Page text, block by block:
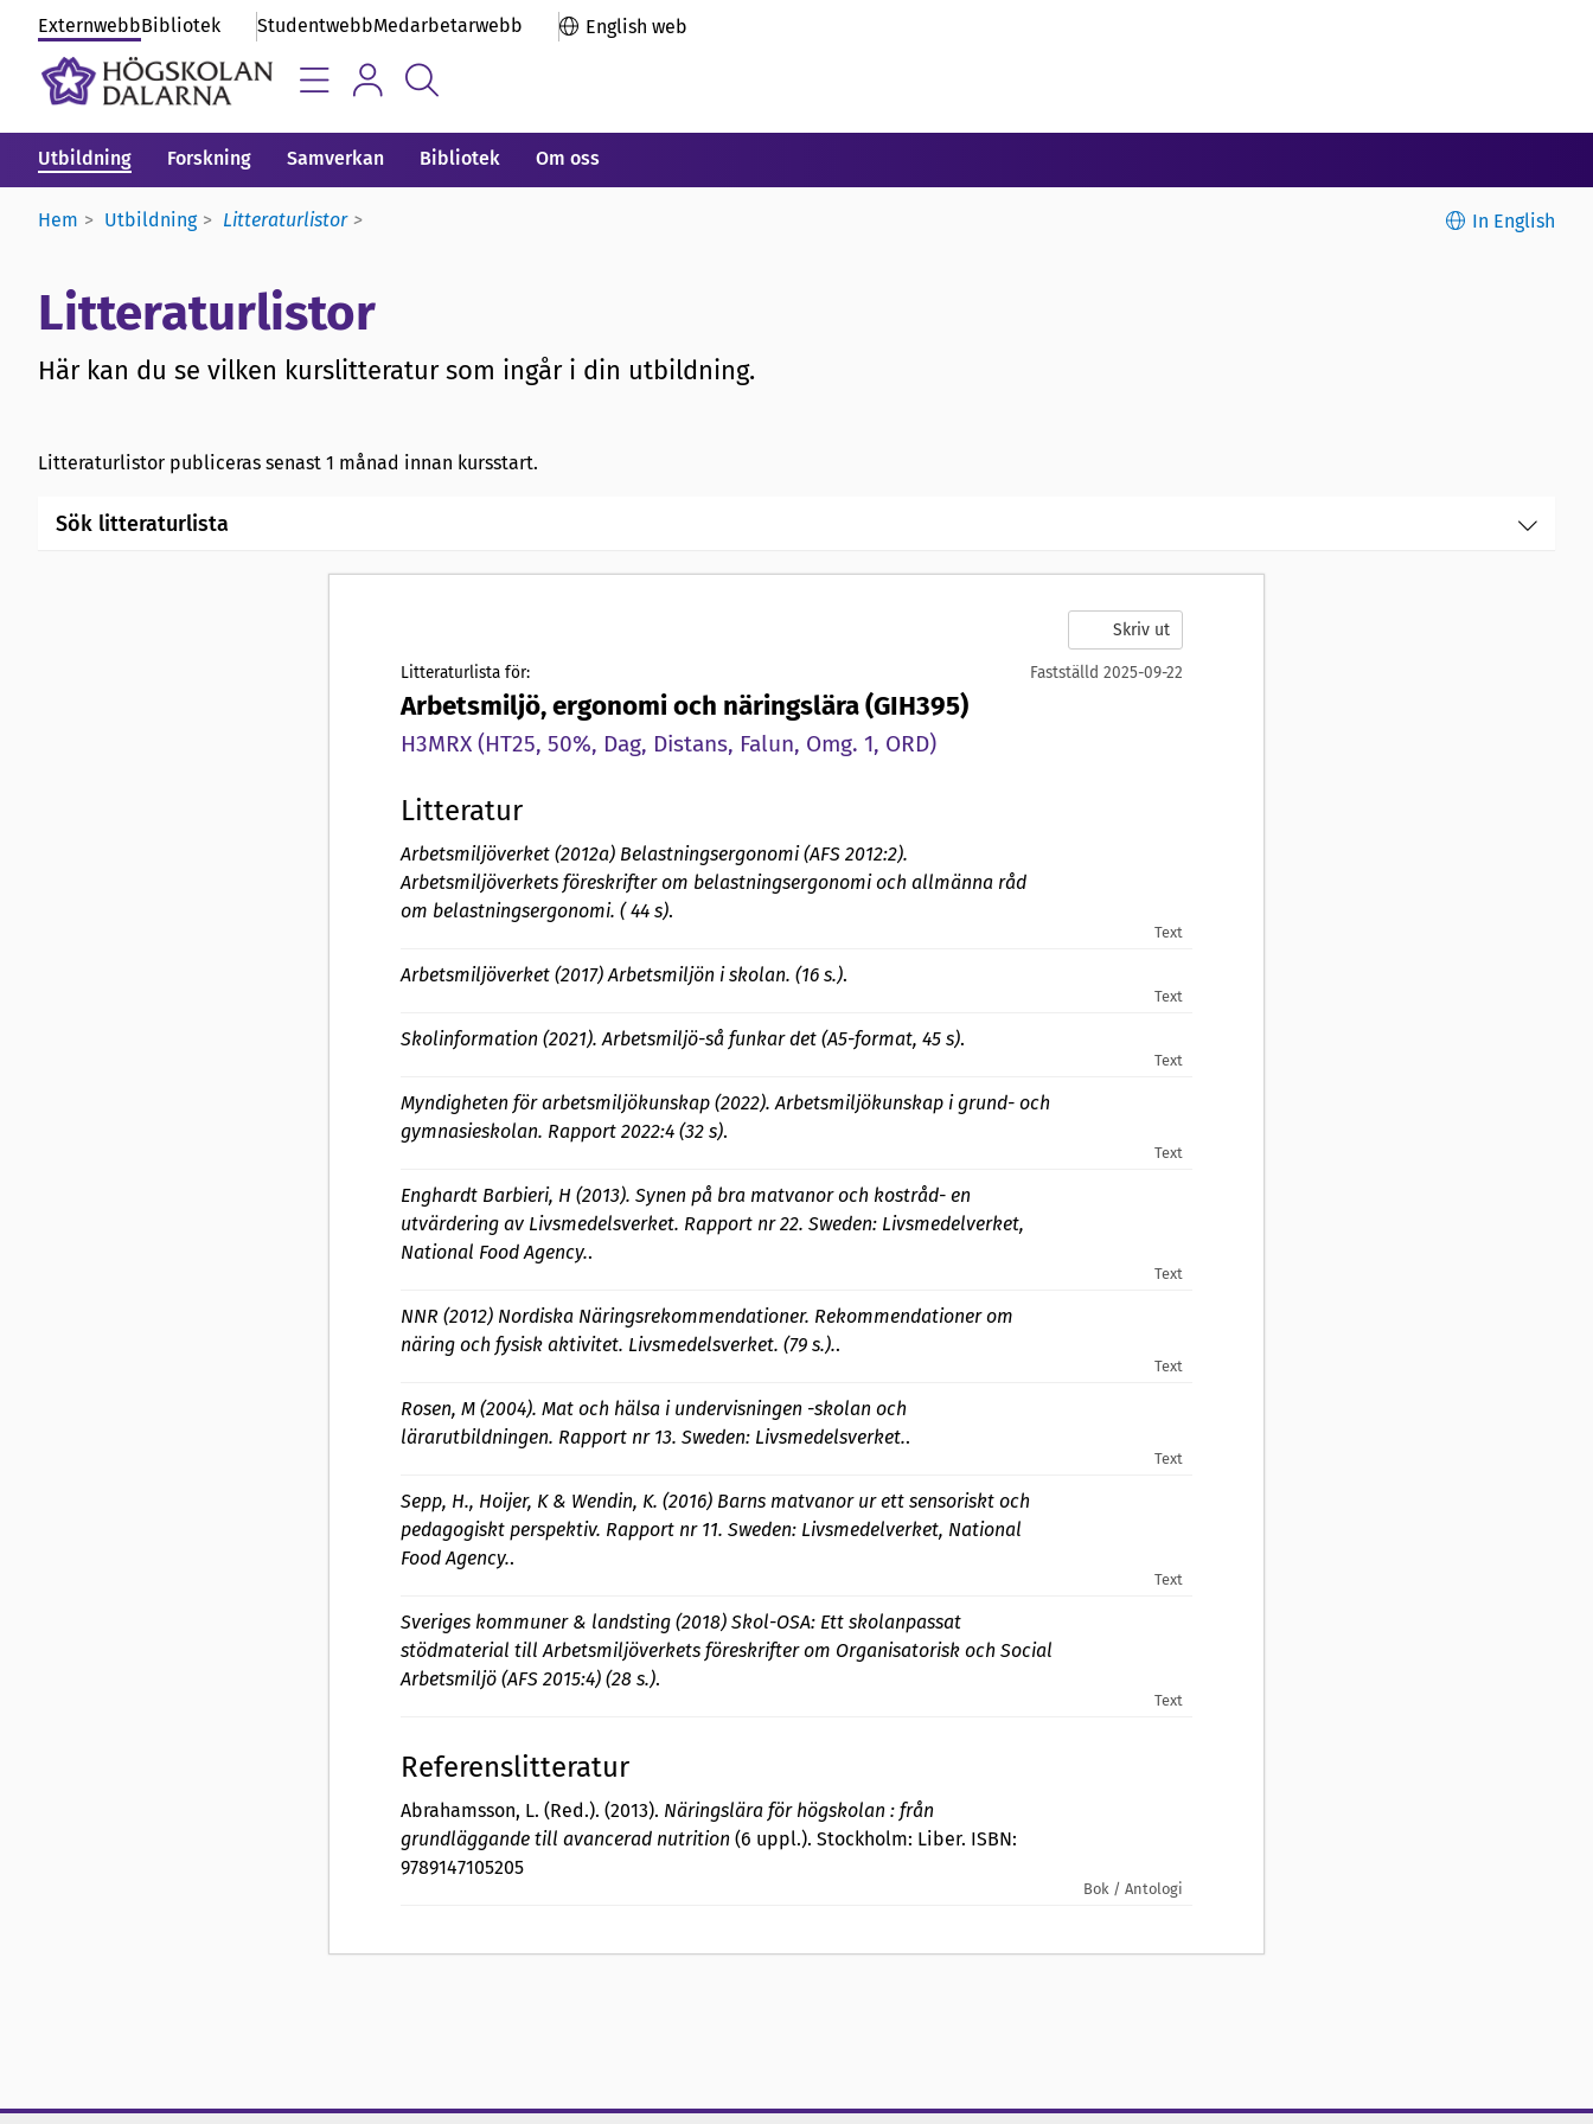
ExternwebbBibliotek StudentwebbMedarbetarwebb English web
Utbildning Forskning Samverkan Bibliotek Om oss
Hem Utbildning Litteraturlistor In English
Litteraturlistor
Här kan du se vilken kurslitteratur som ingår i din utbildning.
Litteraturlistor publiceras senast 1 månad innan kursstart.
Sök litteraturlista
Skriv ut
Litteraturlista för: Fastställd 2025-09-22
Arbetsmiljö, ergonomi och näringslära (GIH395)
H3MRX (HT25, 50%, Dag, Distans, Falun, Omg. 1, ORD)
Litteratur
Arbetsmiljöverket (2012a) Belastningsergonomi (AFS 2012:2).
Arbetsmiljöverkets föreskrifter om belastningsergonomi och allmänna råd
om belastningsergonomi. ( 44 s).
Text
Arbetsmiljöverket (2017) Arbetsmiljön i skolan. (16 s.).
Text
Skolinformation (2021). Arbetsmiljö-så funkar det (A5-format, 45 s).
Text
Myndigheten för arbetsmiljökunskap (2022). Arbetsmiljökunskap i grund- och
gymnasieskolan. Rapport 2022:4 (32 s).
Text
Enghardt Barbieri, H (2013). Synen på bra matvanor och kostråd- en
utvärdering av Livsmedelsverket. Rapport nr 22. Sweden: Livsmedelverket,
National Food Agency..
Text
NNR (2012) Nordiska Näringsrekommendationer. Rekommendationer om
näring och fysisk aktivitet. Livsmedelsverket. (79 s.)..
Text
Rosen, M (2004). Mat och hälsa i undervisningen -skolan och
lärarutbildningen. Rapport nr 13. Sweden: Livsmedelsverket..
Text
Sepp, H., Hoijer, K & Wendin, K. (2016) Barns matvanor ur ett sensoriskt och
pedagogiskt perspektiv. Rapport nr 11. Sweden: Livsmedelverket, National
Food Agency..
Text
Sveriges kommuner & landsting (2018) Skol-OSA: Ett skolanpassat
stödmaterial till Arbetsmiljöverkets föreskrifter om Organisatorisk och Social
Arbetsmiljö (AFS 2015:4) (28 s.).
Text
Referenslitteratur
Abrahamsson, L. (Red.). (2013). Näringslära för högskolan : från
grundläggande till avancerad nutrition (6 uppl.). Stockholm: Liber. ISBN:
9789147105205
Bok / Antologi